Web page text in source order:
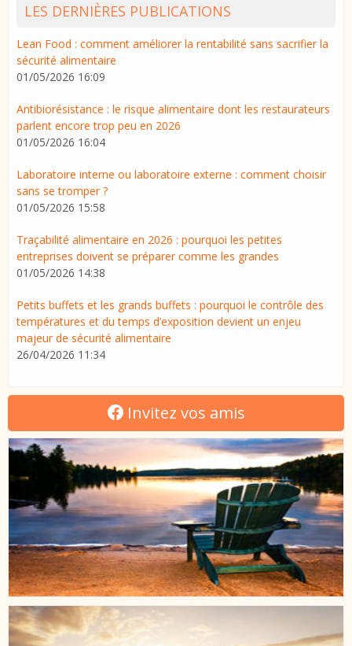
LES DERNIÈRES PUBLICATIONS
Lean Food : comment améliorer la rentabilité sans sacrifier la
sécurité alimentaire
01/05/2026 16:09
Antibiorésistance : le risque alimentaire dont les restaurateurs
parlent encore trop peu en 2026
01/05/2026 16:04
Laboratoire interne ou laboratoire externe : comment choisir
sans se tromper ?
01/05/2026 15:58
Traçabilité alimentaire en 2026 : pourquoi les petites
entreprises doivent se préparer comme les grandes
01/05/2026 14:38
Petits buffets et les grands buffets : pourquoi le contrôle des
températures et du temps d’exposition devient un enjeu
majeur de sécurité alimentaire
26/04/2026 11:34
Invitez vos amis